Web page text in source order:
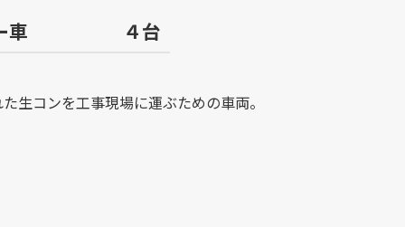
ー車 ４台
生コンを工事現場に運ぶための車両。